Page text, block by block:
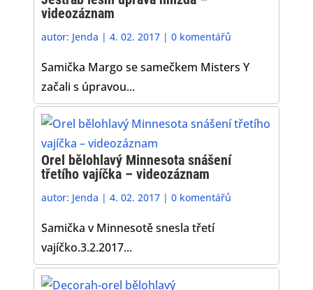
videozáznam
autor: Jenda |4. 02. 2017 |0 komentářů
Samička Margo se samečkem Misters Y
začali s úpravou...
Orel bělohlavý Minnesota snášení
třetího vajíčka – videozáznam
autor: Jenda |4. 02. 2017 |0 komentářů
Samička v Minnesotě snesla třetí
vajíčko.3.2.2017...